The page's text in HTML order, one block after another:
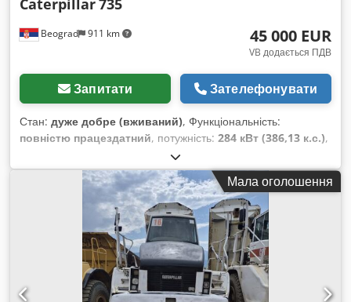
Beograd 911 km
Caterpillar735
45 000 EUR
VB додається ПДВ
Запитати Зателефонувати
Стан: дуже добре (вживаний), Функціональність:
повністю працездатний, потужність: 284 кВт (386,13 к.с.),
, максимальна вага навантаження:
Рік виготовлення:2007, номер машини/транспортного
CAT00735VB1N00936, Самоскид у відмінному стані.
Dcjdoylw Riopfx Acqek
Мала оголошення